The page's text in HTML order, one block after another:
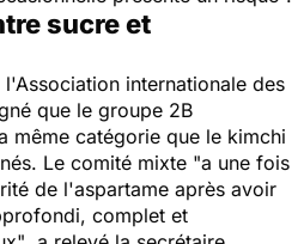
sucre et
l'Association internationale des
que le groupe 2B
même catégorie que le kimchi
Le comité mixte "a une fois
de l'aspartame après avoir
complet et